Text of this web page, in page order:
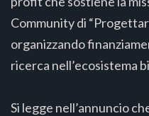
Community di
organizzando
ricerca nell’ecosistema
Si legge nell’annuncio